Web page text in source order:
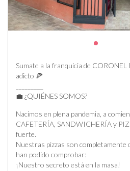
Sumate a la franquicia de
adicto 🍕
💼 ¿QUIÉNES SOMOS?
Nacimos en plena pandemia, a
CAFETERÍA, SANDWICHERÍA y
fuerte.
Nuestras pizzas son completamente
han podido comprobar:
¡Nuestro secreto está en la masa!